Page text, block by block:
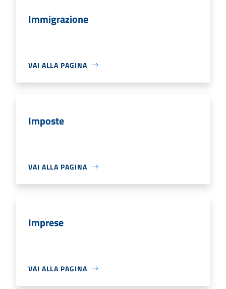
Immigrazione
VAI ALLA PAGINA
Imposte
VAI ALLA PAGINA
Imprese
VAI ALLA PAGINA